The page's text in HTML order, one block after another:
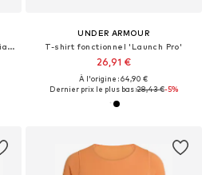
T-shirt fonctionnel 'Adi365 Essentials'
UNDER ARMOUR
T-shirt fonctionnel 'Launch Pro'
26,91 €
À l'origine : 64,90 €
Dernier prix le plus bas :28,43 €-5%